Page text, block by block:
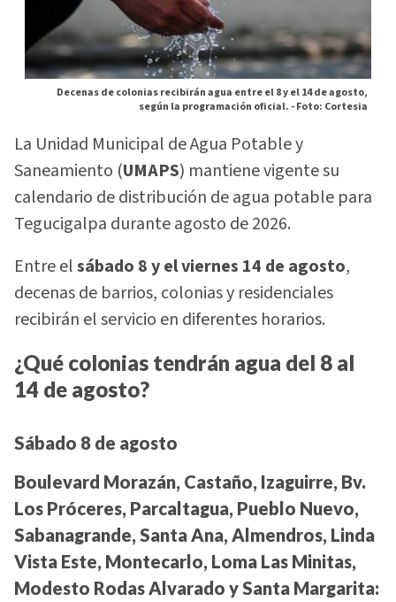
Decenas de colonias recibirán agua entre el 8 y el 14 de agosto,
según la programación oficial. -Foto: Cortesia
La Unidad Municipal de Agua Potable y
Saneamiento (UMAPS) mantiene vigente su
calendario de distribución de agua potable para
Tegucigalpa durante agosto de 2026.
Entre elsábado 8 y el viernes 14 de agosto,
decenas de barrios, colonias y residenciales
recibirán el servicio en diferentes horarios.
¿Qué colonias tendrán agua del 8 al
14 de agosto?
Sábado 8 de agosto
Boulevard Morazán, Castaño, Izaguirre, Bv.
Los Próceres, Parcaltagua, Pueblo Nuevo,
Sabanagrande, Santa Ana, Almendros, Linda
Vista Este, Montecarlo, Loma Las Minitas,
Modesto Rodas Alvarado y Santa Margarita: